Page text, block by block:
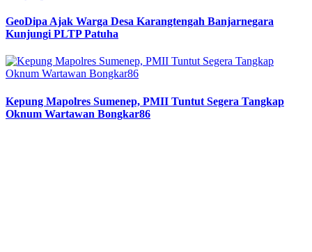
GeoDipa Ajak Warga Desa Karangtengah Banjarnegara
Kunjungi PLTP Patuha
Kepung Mapolres Sumenep, PMII Tuntut Segera Tangkap
Oknum Wartawan Bongkar86